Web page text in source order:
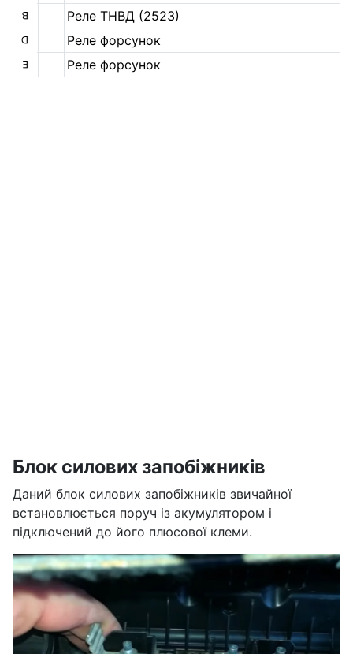
B Реле ТНВД (2523)
D Реле форсунок
E Реле форсунок
Блок силових запобіжників
Даний блок силових запобіжників звичайної
встановлюється поруч із акумулятором і
підключений до його плюсової клеми.